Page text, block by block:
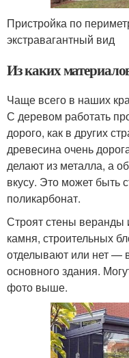
Пристройка по
экстравагантный вид
Из каких
Чаще всего в наших
С деревом работать
дорого, как в других
древесина очень
делают из металла, а
вкусу. Это может быть
поликарбонат.
Строят стены веранды
камня, строительных
отделывают или нет —
основного здания.
фото выше.